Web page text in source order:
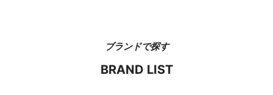
ブランドで探す
BRAND LIST